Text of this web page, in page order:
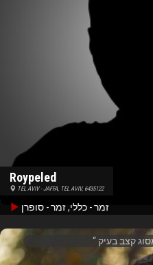
Roypeled
TEL AVIV - JAFFA, TEL AVIV, 6435122
זמר - כללי, זמר - סופרן